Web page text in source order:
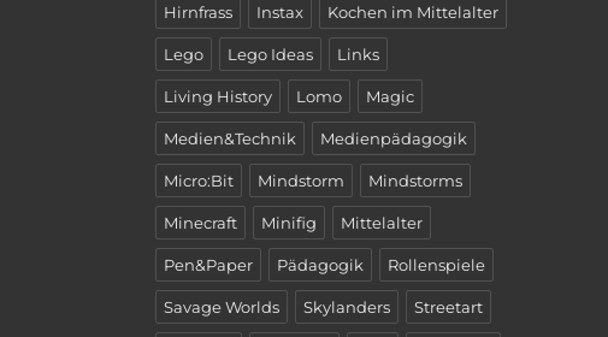
Hirnfrass Instax Kochen im Mittelalter
Lego Lego Ideas Links
Living History Lomo Magic
Medien&Technik Medienpädagogik
Micro:Bit Mindstorm Mindstorms
Minecraft Minifig Mittelalter
Pen&Paper Pädagogik Rollenspiele
Savage Worlds Skylanders Streetart